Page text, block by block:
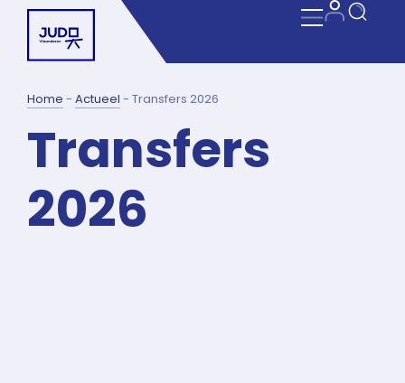
Home - Actueel - Transfers 2026
Transfers
2026